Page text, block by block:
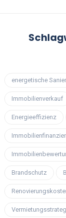
energetische
Immobilienverkauf
Energieeffizienz
Brandschutz